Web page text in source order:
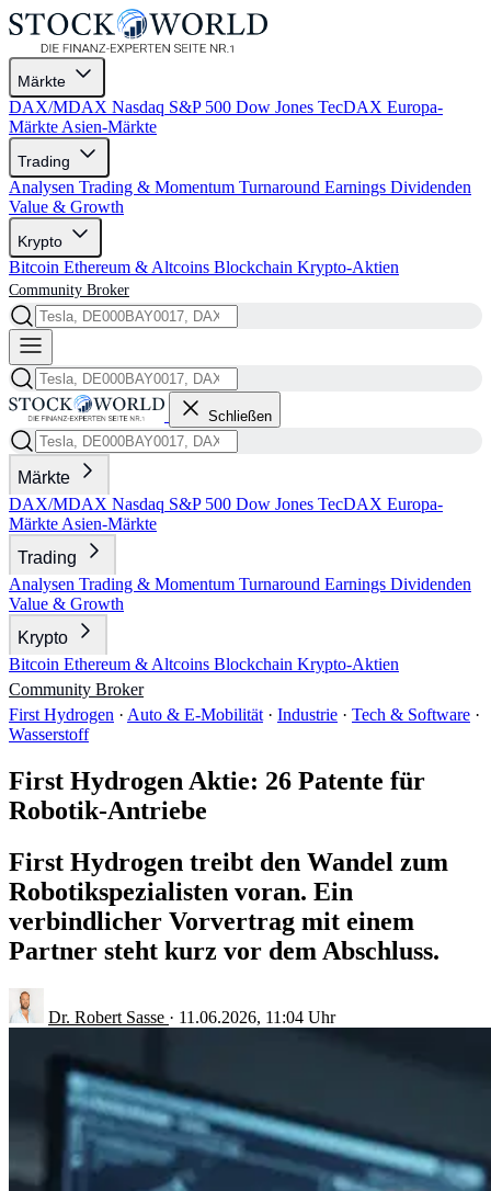
Märkte
DAX/MDAX Nasdaq S&P 500 Dow Jones TecDAX Europa-
Märkte Asien-Märkte
Trading
Analysen Trading & Momentum Turnaround Earnings Dividenden
Value & Growth
Krypto
Bitcoin Ethereum & Altcoins Blockchain Krypto-Aktien
Community Broker
Schließen
Märkte
DAX/MDAX Nasdaq S&P 500 Dow Jones TecDAX Europa-
Märkte Asien-Märkte
Trading
Analysen Trading & Momentum Turnaround Earnings Dividenden
Value & Growth
Krypto
Bitcoin Ethereum & Altcoins Blockchain Krypto-Aktien
Community Broker
First Hydrogen · Auto & E-Mobilität · Industrie · Tech & Software ·
Wasserstoff
First Hydrogen Aktie: 26 Patente für
Robotik-Antriebe
First Hydrogen treibt den Wandel zum
Robotikspezialisten voran. Ein
verbindlicher Vorvertrag mit einem
Partner steht kurz vor dem Abschluss.
Dr. Robert Sasse · 11.06.2026, 11:04 Uhr